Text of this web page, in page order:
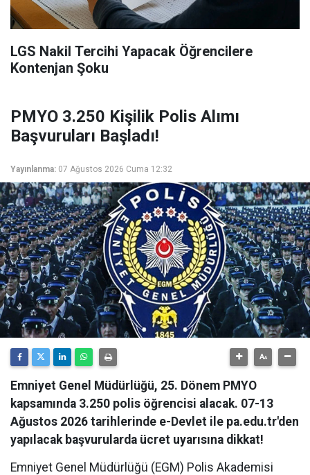
LGS Nakil Tercihi Yapacak Öğrencilere
Kontenjan Şoku
PMYO 3.250 Kişilik Polis Alımı
Başvuruları Başladı!
Yayınlanma: 07 Ağustos 2026 Cuma 12:32
Emniyet Genel Müdürlüğü, 25. Dönem PMYO
kapsamında 3.250 polis öğrencisi alacak. 07-13
Ağustos 2026 tarihlerinde e-Devlet ile pa.edu.tr'den
yapılacak başvurularda ücret uyarısına dikkat!
Emniyet Genel Müdürlüğü (EGM) Polis Akademisi